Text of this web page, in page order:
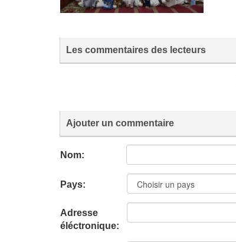
Les commentaires des lecteurs
Ajouter un commentaire
Nom:
Pays:
Adresse
éléctronique: